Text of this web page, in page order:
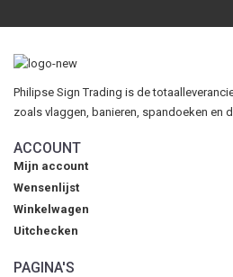
Philipse Sign Trading is de
zoals vlaggen, banieren, spandoeken en
ACCOUNT
Mijn account
Wensenlijst
Winkelwagen
Uitchecken
PAGINA'S